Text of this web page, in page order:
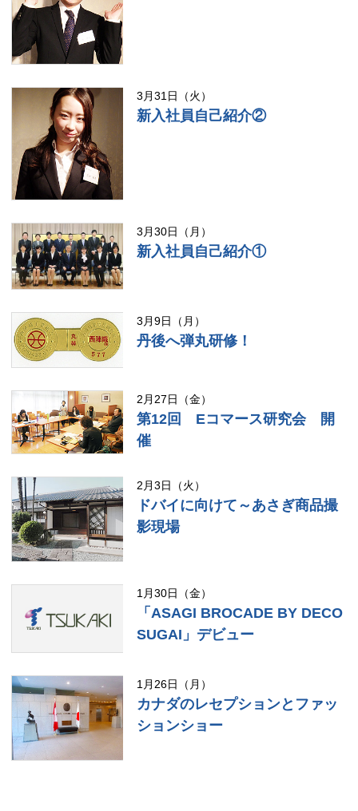
3月31日（火）
新入社員自己紹介②
3月30日（月）
新入社員自己紹介①
3月9日（月）
丹後へ弾丸研修！
2月27日（金）
第12回 Eコマース研究会 開
催
2月3日（火）
ドバイに向けて～あさぎ商品撮
影現場
1月30日（金）
「ASAGI BROCADE BY DECO
SUGAI」デビュー
1月26日（月）
カナダのレセプションとファッ
ションショー